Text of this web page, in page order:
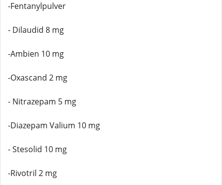
-Fentanylpulver
- Dilaudid 8 mg
-Ambien 10 mg
-Oxascand 2 mg
- Nitrazepam 5 mg
-Diazepam Valium 10 mg
- Stesolid 10 mg
-Rivotril 2 mg